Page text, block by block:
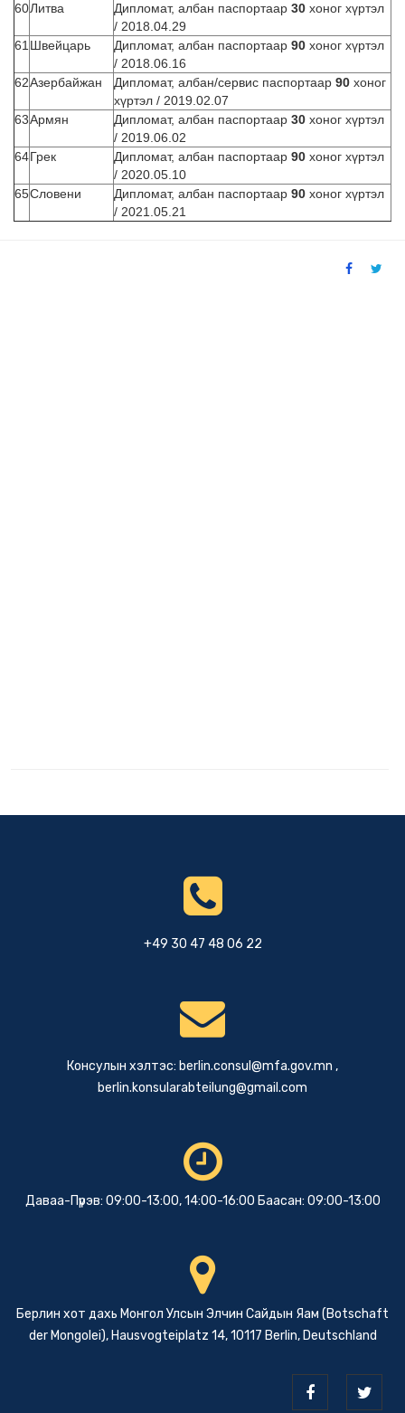
60Литва Дипломат, албан паспортаар 30 хоног хүртэл
/ 2018.04.29
61 Швейцарь Дипломат, албан паспортаар 90 хоног хүртэл
/ 2018.06.16
62Азербайжан Дипломат, албан/сервис паспортаар 90 хоног
хүртэл / 2019.02.07
63Армян Дипломат, албан паспортаар 30 хоног хүртэл
/ 2019.06.02
64Грек Дипломат, албан паспортаар 90 хоног хүртэл
/ 2020.05.10
65Словени Дипломат, албан паспортаар 90 хоног хүртэл
/ 2021.05.21
+49 30 47 48 06 22
Консулын хэлтэс: berlin.consul@mfa.gov.mn ,
berlin.konsularabteilung@gmail.com
Даваа-Пүрэв: 09:00-13:00, 14:00-16:00 Баасан: 09:00-13:00
Берлин хот дахь Монгол Улсын Элчин Сайдын Яам (Botschaft
der Mongolei), Hausvogteiplatz 14, 10117 Berlin, Deutschland